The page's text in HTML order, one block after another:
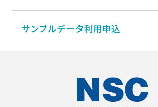
サンプルデータ利用申込